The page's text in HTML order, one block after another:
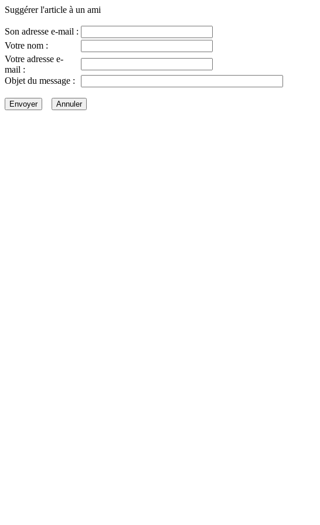
Suggérer l'article à un ami
Son adresse e-mail :
Votre nom :
Votre adresse e-
mail :
Objet du message :